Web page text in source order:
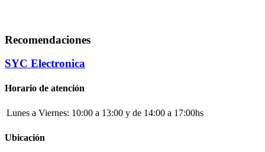
Recomendaciones
SYC Electronica
Horario de atención
Lunes a Viernes: 10:00 a 13:00 y de 14:00 a 17:00hs
Ubicación